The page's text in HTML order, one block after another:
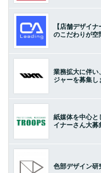
【店舗デザイ
のこだわりが空
業務拡大に伴い
ジャーを募集し
紙媒体を中心と
イナーさん大募
色部デザイン研